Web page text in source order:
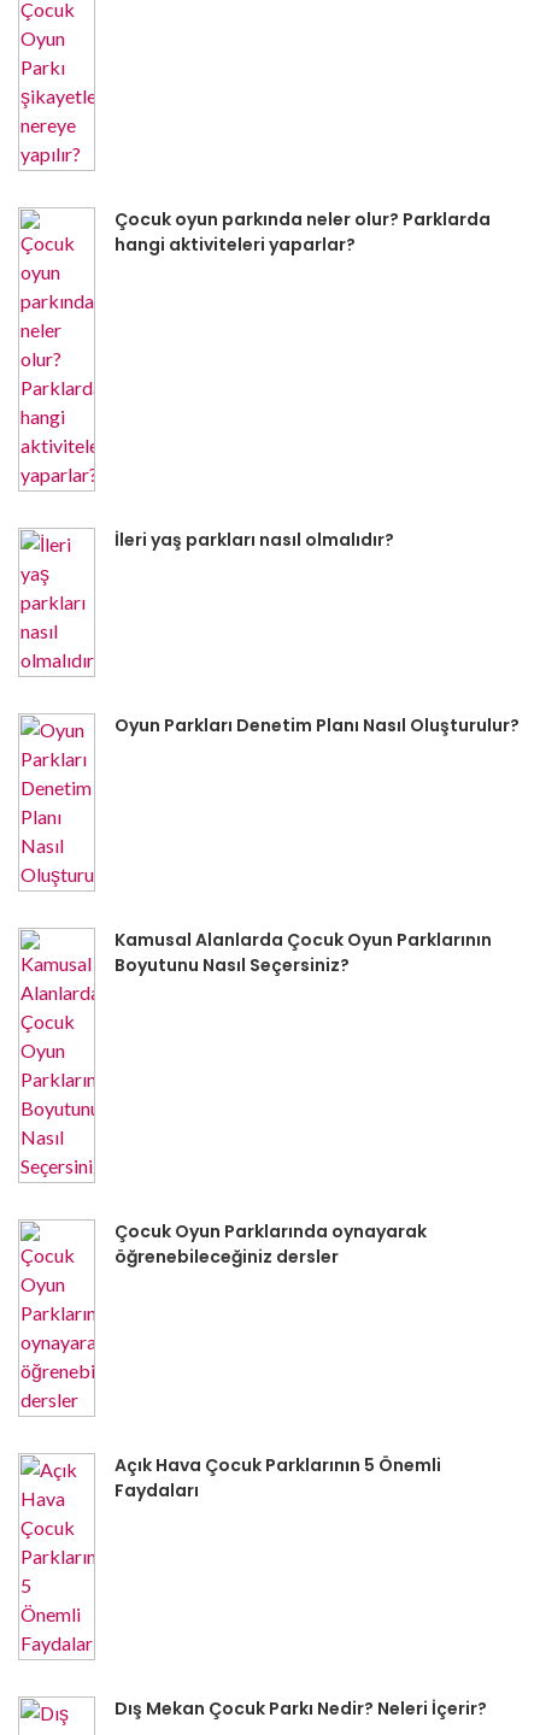
Çocuk oyun parkında neler olur? Parklarda
hangi aktiviteleri yaparlar?
İleri yaş parkları nasıl olmalıdır?
Oyun Parkları Denetim Planı Nasıl Oluşturulur?
Kamusal Alanlarda Çocuk Oyun Parklarının
Boyutunu Nasıl Seçersiniz?
Çocuk Oyun Parklarında oynayarak
öğrenebileceğiniz dersler
Açık Hava Çocuk Parklarının 5 Önemli
Faydaları
Dış Mekan Çocuk Parkı Nedir? Neleri İçerir?